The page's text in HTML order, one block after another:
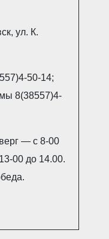
ул. К.
50-14;
8(38557)4-
— с 8-00
00 до 14.00.